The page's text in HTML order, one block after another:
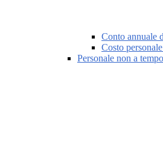
Conto annuale
Costo
Personale non a